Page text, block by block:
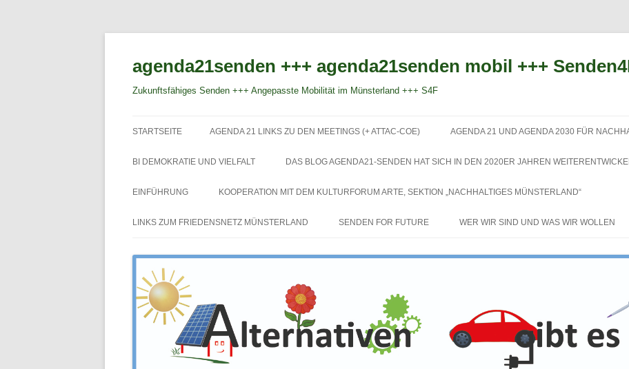
agenda21senden +++ agenda21senden mobil +++
Zukunftsfähiges Senden +++ Angepasste Mobilität im Münsterland +++ S4F
Inhalt
STARTSEITE AGENDA 21 LINKS ZU DEN MEETINGS (+ ATTAC-COE) AGENDA 21 UND AGENDA 2030 FÜR
BI DEMOKRATIE UND VIELFALT DAS BLOG AGENDA21-SENDEN HAT SICH IN DEN 2020ER JAHREN
EINFÜHRUNG KOOPERATION MIT DEM KULTURFORUM ARTE, SEKTION „NACHHALTIGES MÜNSTERLAND“
LINKS ZUM FRIEDENSNETZ MÜNSTERLAND SENDEN FOR FUTURE WER WIR SIND UND WAS WIR WOLLEN